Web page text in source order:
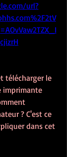
url?
télécharger le
? C'est ce
dans cet